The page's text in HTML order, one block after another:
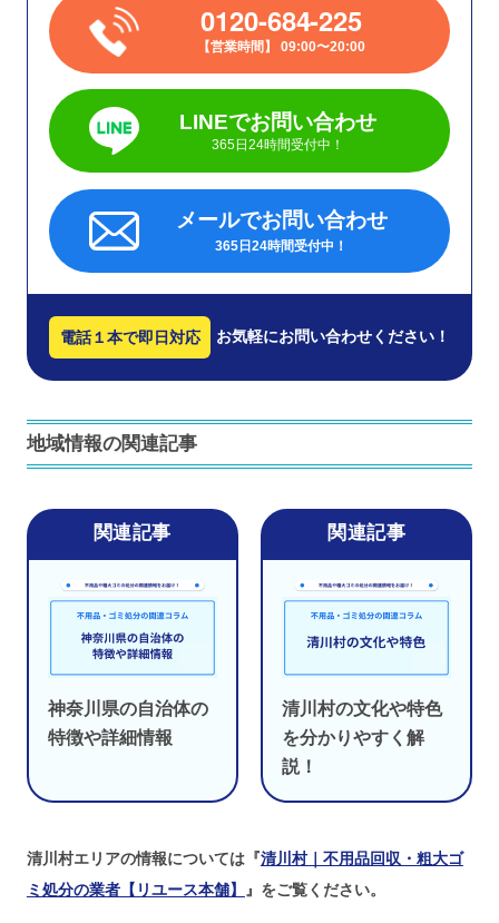
0120-684-225
営業時間 09:00〜20:00
LINEでお問い合わせ
365日24時間受付中！
メールでお問い合わせ
365日24時間受付中！
電話１本で即日対応 お気軽にお問い合わせください！
地域情報の関連記事
神奈川県の自治体の
特徴や詳細情報
清川村の文化や特色
を分かりやすく解
説！
清川村エリアの情報については『清川村｜不用品回収・粗大ゴ
ミ処分の業者【リユース本舗】
』をご覧ください。